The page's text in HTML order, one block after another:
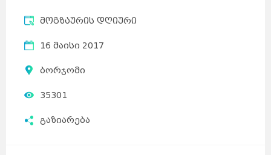
მოგზაურის დღიური
16 მაისი 2017
ბორჯომი
35301
გაზიარება